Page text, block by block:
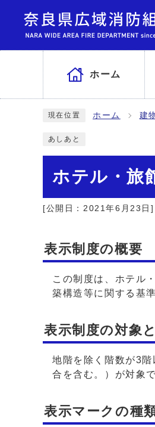
ホーム
現在位置 ホーム 建
あしあと
ホテル・旅
[公開日：2021年6月23日]
表示制度の概要
この制度は、ホテル
築構造等に関する基
表示制度の対象
地階を除く階数が3
合を含む。）が対象で
表示マークの種